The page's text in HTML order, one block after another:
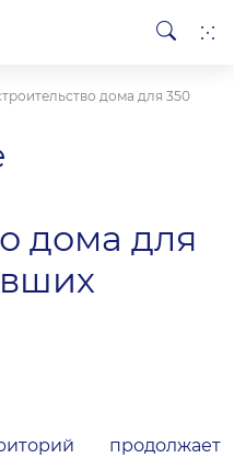
дома для 350
дома для
продолжает